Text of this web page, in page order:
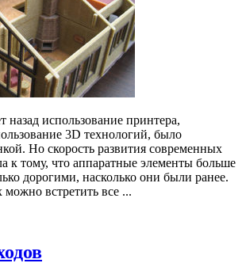
печати
назад использование принтера,
3D технологий, было
Но скорость развития современных
к тому, что аппаратные элементы больше
дорогими, насколько они были ранее.
можно встретить все ...